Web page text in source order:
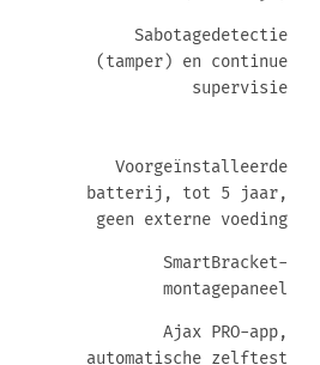
Sabotagedetectie
(tamper) en continue
supervisie
Voorgeïnstalleerde
batterij, tot 5 jaar,
geen externe voeding
SmartBracket-
montagepaneel
Ajax PRO-app,
automatische zelftest